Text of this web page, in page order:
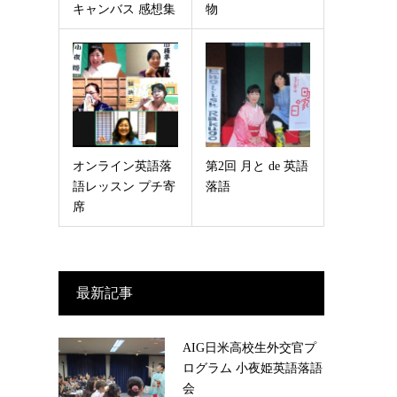
キャンバス 感想集
物
オンライン英語落
語レッスン プチ寄
席
第2回 月と de 英語
落語
最新記事
AIG日米高校生外交官プ
ログラム 小夜姫英語落語
会